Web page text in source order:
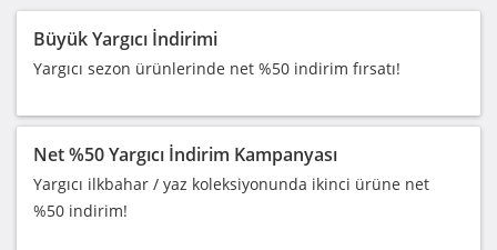
Büyük Yargıcı İndirimi
Yargıcı sezon ürünlerinde net %50 indirim fırsatı!
Net %50 Yargıcı İndirim Kampanyası
Yargıcı ilkbahar / yaz koleksiyonunda ikinci ürüne net
%50 indirim!